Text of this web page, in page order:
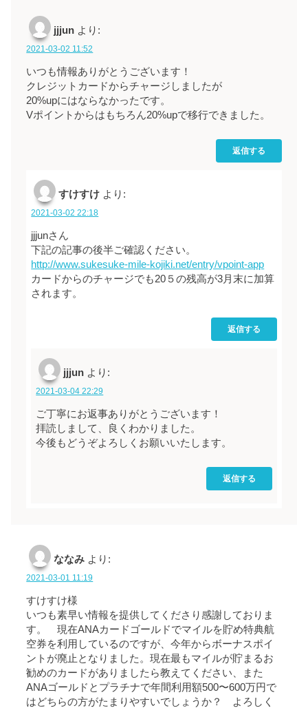
jjjun より:
2021-03-02 11:52
いつも情報ありがとうございます！
クレジットカードからチャージしましたが
20%upにはならなかったです。
Vポイントからはもちろん20%upで移行できました。
返信する
すけすけ より:
2021-03-02 22:18
jjjunさん
下記の記事の後半ご確認ください。
http://www.sukesuke-mile-kojiki.net/entry/vpoint-app
カードからのチャージでも20５の残高が3月末に加算
されます。
返信する
jjjun より:
2021-03-04 22:29
ご丁寧にお返事ありがとうございます！
拝読しまして、良くわかりました。
今後もどうぞよろしくお願いいたします。
返信する
ななみ より:
2021-03-01 11:19
すけすけ様
いつも素早い情報を提供してくださり感謝しておりま
す。 現在ANAカードゴールドでマイルを貯め特典航
空券を利用しているのですが、今年からボーナスポイ
ントが廃止となりました。現在最もマイルが貯まるお
勧めのカードがありましたら教えてください、また
ANAゴールドとプラチナで年間利用額500〜600万円で
はどちらの方がたまりやすいでしょうか？ よろしく